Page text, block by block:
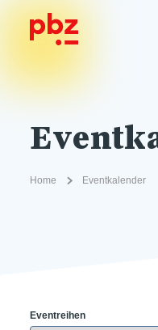
Home Eventkalender
Eventreihen